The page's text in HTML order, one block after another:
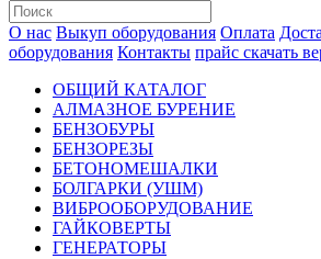
О нас Выкуп оборудования Оплата
оборудования Контакты прайс скачать
ОБЩИЙ КАТАЛОГ
АЛМАЗНОЕ БУРЕНИЕ
БЕНЗОБУРЫ
БЕНЗОРЕЗЫ
БЕТОНОМЕШАЛКИ
БОЛГАРКИ (УШМ)
ВИБРООБОРУДОВАНИЕ
ГАЙКОВЕРТЫ
ГЕНЕРАТОРЫ